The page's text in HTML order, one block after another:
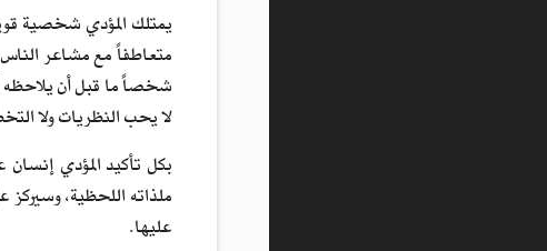
يمتلك المؤدي شخصية
متعاطفاً مع مشاعر
شخصاً ما قبل أن
لا يحب النظريات ولا
بكل تأكيد المؤدي
ملذاته اللحظية،
عليها.